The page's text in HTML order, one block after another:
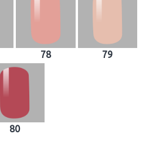
78 79
80